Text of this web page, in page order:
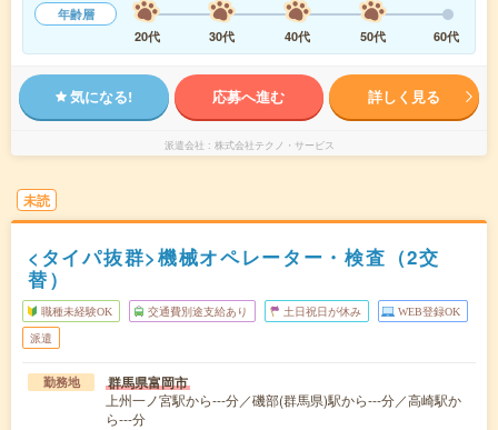
年齢層
20代
30代 40代 50代 60代
気になる! 応募へ進む 詳しく見る
派遣会社 株式会社テクノ・サービス
未読
<タイパ抜群>機械オペレーター・検査（2交
替）
職種未経験OK 交通費別途支給あり 土日祝日が休み WEB登録OK
派遣
勤務地 群馬県富岡市
上州一ノ宮駅から---分／磯部(群馬県)駅から---分／高崎駅か
ら---分